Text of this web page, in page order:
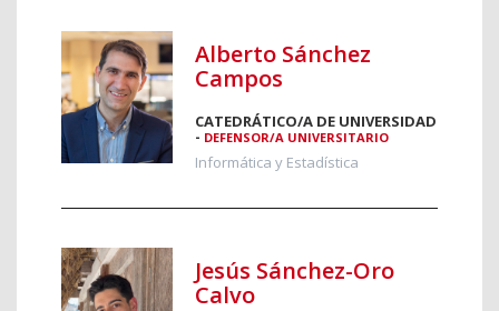
Alberto Sánchez
Campos
CATEDRÁTICO/A DE UNIVERSIDAD
- DEFENSOR/A UNIVERSITARIO
Informática y Estadística
Jesús Sánchez-Oro
Calvo